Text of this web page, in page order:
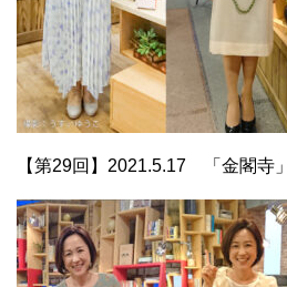
【第29回】2021.5.17 「金閣寺」